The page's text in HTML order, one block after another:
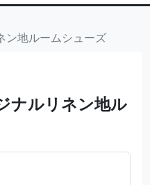
地ルームシューズ
ルリネン地ル